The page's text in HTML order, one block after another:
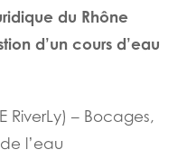
du Rhône
d’un cours d’eau
RiverLy) – Bocages,
l’eau